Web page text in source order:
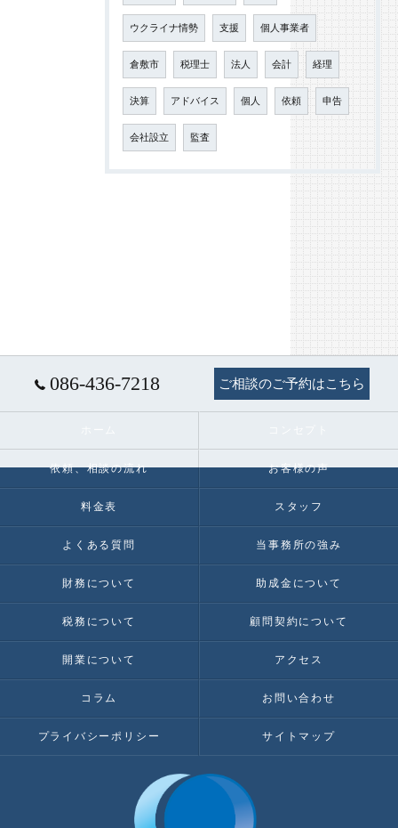
ウクライナ情勢 支援 個人事業者
倉敷市 税理士 法人 会計 経理
決算 アドバイス 個人 依頼 申告
会社設立 監査
086-436-7218 ご相談のご予約はこちら
依頼、相談の流れ お客様の声
料金表 スタッフ
よくある質問 当事務所の強み
財務について 助成金について
税務について 顧問契約について
開業について アクセス
コラム お問い合わせ
プライバシーポリシー サイトマップ